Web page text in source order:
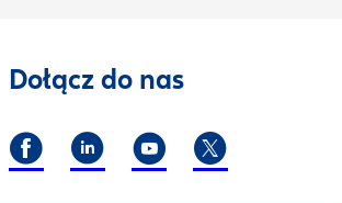
Dołącz do nas